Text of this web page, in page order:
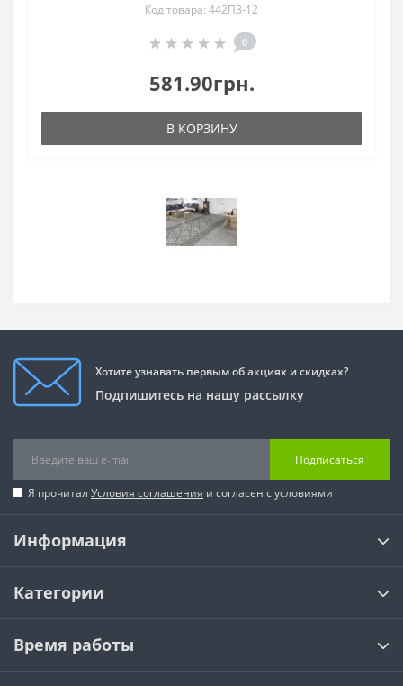
Код товара: 442П3-12
0
581.90грн.
В КОРЗИНУ
Хотите узнавать первым об акциях и скидках?
Подпишитесь на нашу рассылку
Подписаться
Я прочитал Условия соглашения и согласен с условиями
Информация
Категории
Время работы